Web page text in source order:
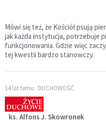
Mówi się też, że Kościół psują
jak każda instytucja, potrzebuje
funkcjonowania. Gdzie więc
tej kwestii bardzo stanowczy.
14 lat temu DUCHOWOŚĆ
ks. Alfons J. Skowronek